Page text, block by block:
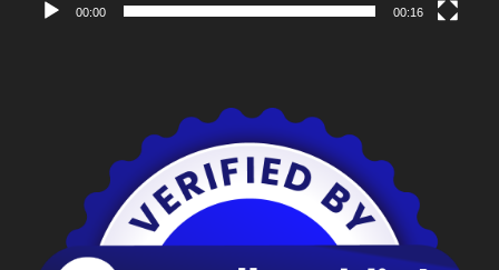
00:00 00:16